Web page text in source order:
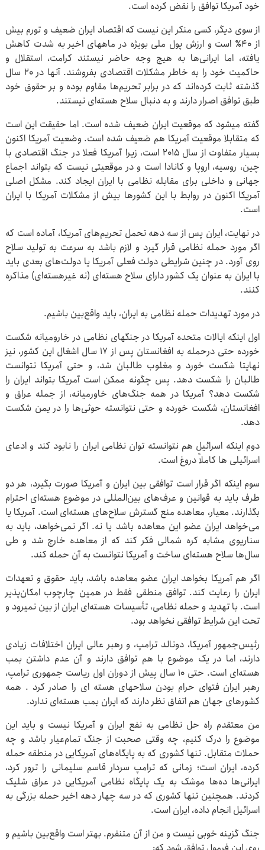
خود آمریکا توافق را نقض کرده است.
از سوی دیگر، کسی منکر این نیست که اقتصاد ایران ضعیف و تورم بیش
از ۴۰٪ است و ارزش پول ملی بویژه در ماههای اخیر به شدت کاهش
یافته، اما ایرانی‌ها به هیچ وجه حاضر نیستند کرامت، استقلال و
حاکمیت خود را به خاطر مشکلات اقتصادی بفروشند. آنها در ۲۰ سال
گذشته ثابت کرده‌اند که در برابر تحریم‌ها مقاوم بوده و بر حقوق خود
طبق توافق اصرار دارند و به دنبال سلاح هسته‌ای نیستند.
گفته میشود که موقعیت ایران ضعیف شده است. اما حقیقت این است
که متقابلا موقعیت آمریکا هم ضعیف شده است. وضعیت آمریکا اکنون
بسیار متفاوت از سال ۲۰۱۵ است، زیرا آمریکا فعلا در جنگ اقتصادی با
چین، روسیه، اروپا و کانادا است و در موقعیتی نیست که بتواند اجماع
جهانی و داخلی برای مقابله نظامی با ایران ایجاد کند. مشکل اصلی
آمریکا اکنون در روابط با این کشورها بیش از مشکلات آمریکا با ایران
است.
در نهایت، ایران پس از سه دهه تحمل تحریم‌های آمریکا، آماده است که
اگر مورد حمله نظامی قرار گیرد و لازم باشد به سرعت به تولید سلاح
روی آورد. در چنین شرایطی دولت فعلی آمریکا یا دولت‌های بعدی باید
با ایران به عنوان یک کشور دارای سلاح هسته‌ای (نه غیرهسته‌ای) مذاکره
کنند.
در مورد تهدیدات حمله نظامی به ایران، باید واقع‌بین باشیم.
اول اینکه ایالات متحده آمریکا در جنگهای نظامی در خارومیانه شکست
خورده حتی درحمله به افغانستان پس از ۱۷ سال اشغال این کشور، نیز
نهایتا شکست خورد و مغلوب طالبان شد، و حتی آمریکا نتوانست
طالبان را شکست دهد. پس چگونه ممکن است آمریکا بتواند ایران را
شکست دهد؟ آمریکا در همه جنگ‌های خاورمیانه، از جمله عراق و
افغانستان، شکست خورده و حتی نتوانسته حوثی‌ها را در یمن شکست
دهد.
دوم اینکه اسرائیل هم نتوانسته توان نظامی ایران را نابود کند و ادعای
اسرائیلی ها کاملاً دروغ است.
سوم اینکه اگر قرار است توافقی بین ایران و آمریکا صورت بگیرد، هر دو
طرف باید به قوانین و عرف‌های بین‌المللی در موضوع هسته‌ای احترام
بگذارند. معیار، معاهده منع گسترش سلاح‌های هسته‌ای است. آمریکا یا
می‌خواهد ایران عضو این معاهده باشد یا نه. اگر نمی‌خواهد، باید به
سناریوی مشابه کره شمالی فکر کند که از معاهده خارج شد و طی
سال‌ها سلاح هسته‌ای ساخت و آمریکا نتوانست به آن حمله کند.
اگر هم آمریکا بخواهد ایران عضو معاهده باشد، باید حقوق و تعهدات
ایران را رعایت کند. توافق منطقی فقط در همین چارچوب امکان‌پذیر
است. با تهدید و حمله نظامی، تأسیسات هسته‌ای ایران از بین نمیرود و
تحت این شرایط توافقی نخواهد بود.
رئیس‌جمهور آمریکا، دونالد ترامپ، و رهبر عالی ایران اختلافات زیادی
دارند، اما در یک موضوع با هم توافق دارند و آن عدم داشتن بمب
هسته‌ای است. حتی ۱۰ سال پیش از دوران اول ریاست جمهوری ترامپ،
رهبر ایران فتوای حرام بودن سلاحهای هسته ای را صادر کرد . همه
کشورهای جهان هم اتفاق نظر دارند که ایران بمب هسته‌ای ندارد.
من معتقدم راه حل نظامی به نفع ایران و آمریکا نیست و باید این
موضوع را درک کنیم، چه وقتی صحبت از جنگ تمام‌عیار باشد و چه
حملات متقابل. تنها کشوری که به پایگاه‌های آمریکایی در منطقه حمله
کرده، ایران است؛ زمانی که ترامپ سردار قاسم سلیمانی را ترور کرد،
ایرانی‌ها ده‌ها موشک به یک پایگاه نظامی آمریکایی در عراق شلیک
کردند. همچنین تنها کشوری که در سه چهار دهه اخیر حمله بزرگی به
اسرائیل انجام داده، ایران است.
جنگ گزینه خوبی نیست و من از آن متنفرم. بهتر است واقع‌بین باشیم و